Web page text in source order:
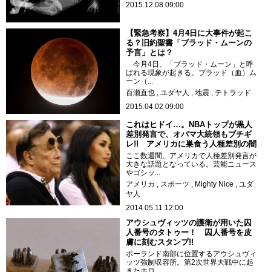
2015.12.08 09:00
【緊急考察】4月4日に大事件が起こ
る？旧約聖書「ブラッド・ムーンの
予言」とは？
今月4日、「ブラッド・ムーン」と呼
ばれる現象が起きる。ブラッド（血）ム
ーン（...
百瀬直也
ユダヤ人 地震
テトラッド
2015.04.02 09:00
これはヒドイ…。NBAトップが黒人
差別発言で、オバマ大統領もブチギ
レ!! アメリカに巣食う人種差別の闇
ここ数週間、アメリカで人種差別発言が
大きな話題となっている。芸能ニュース
やゴシッ...
アメリカ
スポーツ Mighty Nice
ユダ
ヤ人
2014.05.11 12:00
アウシュヴィッツの護衛が用いた囚
人番号のタトゥー！ 囚人番号を皮
膚に刻むスタンプ!!
ポーランド南部に位置するアウシュヴィ
ッツ強制収容所。第2次世界大戦中に起